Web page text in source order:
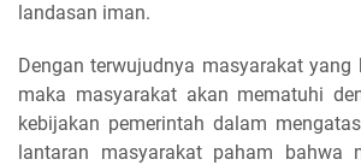
landasan iman.
Dengan terwujudnya masyarakat yang
maka masyarakat akan mematuhi
kebijakan pemerintah dalam
lantaran masyarakat paham bahwa